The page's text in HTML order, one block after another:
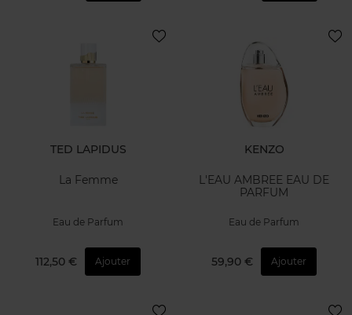
TED LAPIDUS
La Femme
Eau de Parfum
112,50 € Ajouter
KENZO
L'EAU AMBREE EAU DE
PARFUM
Eau de Parfum
59,90 € Ajouter